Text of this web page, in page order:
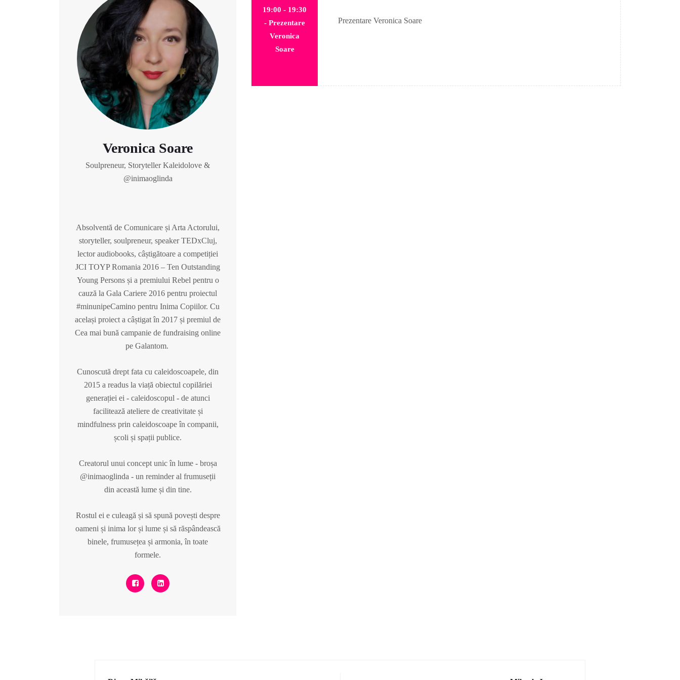
Veronica Soare
Soulpreneur, Storyteller Kaleidolove &
@inimaoglinda
Absolventă de Comunicare și Arta Actorului,
storyteller, soulpreneur, speaker TEDxCluj,
lector audiobooks, câștigătoare a competiției
JCI TOYP Romania 2016 – Ten Outstanding
Young Persons și a premiului Rebel pentru o
cauză la Gala Cariere 2016 pentru proiectul
#minunipeCamino pentru Inima Copiilor. Cu
același proiect a câștigat în 2017 și premiul de
Cea mai bună campanie de fundraising online
pe Galantom.
Cunoscută drept fata cu caleidoscoapele, din
2015 a readus la viață obiectul copilăriei
generației ei - caleidoscopul - de atunci
facilitează ateliere de creativitate și
mindfulness prin caleidoscoape în companii,
școli și spații publice.
Creatorul unui concept unic în lume - broșa
@inimaoglinda - un reminder al frumuseții
din această lume și din tine.
Rostul ei e culeagă și să spună povești despre
oameni și inima lor și lume și să răspândească
binele, frumusețea și armonia, în toate
formele.
19:00 - 19:30
- Prezentare
Veronica
Soare
Prezentare Veronica Soare